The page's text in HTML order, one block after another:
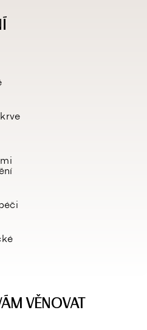
VĚNOVAT